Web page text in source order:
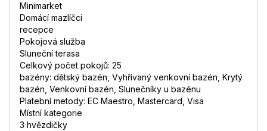
Minimarket
Domácí mazlíčci
recepce
Pokojová služba
Sluneční terasa
Celkový počet pokojů: 25
bazény: dětský bazén, Vyhřívaný venkovní bazén, Krytý
bazén, Venkovní bazén, Slunečníky u bazénu
Platební metody: EC Maestro, Mastercard, Visa
Místní kategorie
3 hvězdičky